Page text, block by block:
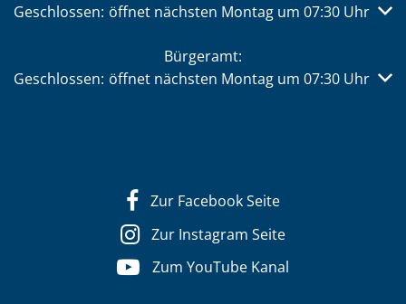
Klicken, um weitere Öffnungs- oder Schließzeiten
Geschlossen: öffnet nächsten Montag um 07:30 Uhr
Bürgeramt:
Klicken, um weitere Öffnungs- oder Schließzeiten
Geschlossen: öffnet nächsten Montag um 07:30 Uhr
Zur Facebook Seite
Zur Instagram Seite
Zum YouTube Kanal